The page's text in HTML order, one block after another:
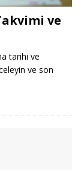
ve
tarihi ve
ve son